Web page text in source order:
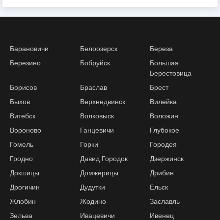
Барановичи Белоозерск
Береза
Березино
Бобруйск
Большая
Берестовица
Борисов
Браслав
Брест
Быхов
Верхнедвинск
Вилейка
Витебск
Волковыск
Воложин
Вороново
Ганцевичи
Глубокое
Гомель
Горки
Городея
Гродно
Давид Городок
Дзержинск
Докшицы
Домжерицы
Дрибин
Дрогичин
Дудутки
Ельск
Жлобин
Жодино
Заславль
Зельва
Ивацевичи
Ивенец